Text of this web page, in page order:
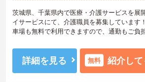
茨城県、千葉県内で医療・介護サービスを展
イサービスにて、介護職員を募集しています
車場も無料で利用できますので、通勤もご負
しいたしますのでお気軽にご相談ください！
詳細を見る 無料 紹介して